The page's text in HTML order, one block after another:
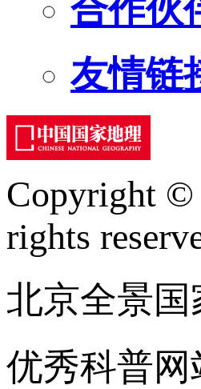
合作伙
友情链
Copyright ©
rights
北京全景
优秀科普网